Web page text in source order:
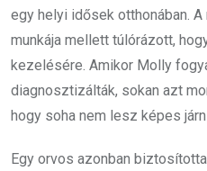
egy helyi idősek otthonában.
munkája mellett túlórázott,
kezelésére. Amikor Molly
diagnosztizálták, sokan azt
hogy soha nem lesz képes
Egy orvos azonban